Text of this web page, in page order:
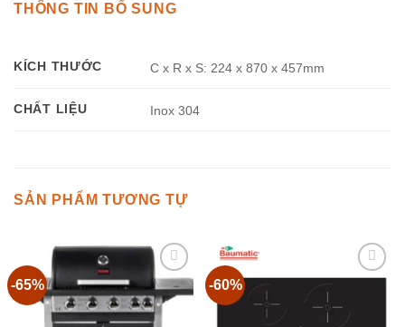
THÔNG TIN BỔ SUNG
KÍCH THƯỚC C x R x S: 224 x 870 x 457mm
CHẤT LIỆU Inox 304
SẢN PHẨM TƯƠNG TỰ
-65%
Add to
wishlist
-60%